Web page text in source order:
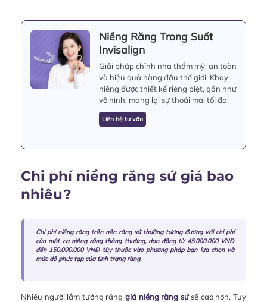
Niềng Răng Trong Suốt
Invisalign
Giải pháp chỉnh nha thẩm mỹ, an toàn
và hiệu quả hàng đầu thế giới. Khay
niềng được thiết kế riêng biệt, gần như
vô hình, mang lại sự thoải mái tối đa.
Liên hệ tư vấn
Chi phí niềng răng sứ giá bao
nhiêu?
Chi phí niềng răng trên nền răng sứ thường tương đương với chi phí
của một ca niềng răng thông thường, dao động từ 45.000.000 VNĐ
đến 150.000.000 VNĐ tùy thuộc vào phương pháp bạn lựa chọn và
mức độ phức tạp của tình trạng răng.
Nhiều người lầm tưởng rằng giá niềng răng sứsẽ cao hơn. Tuy